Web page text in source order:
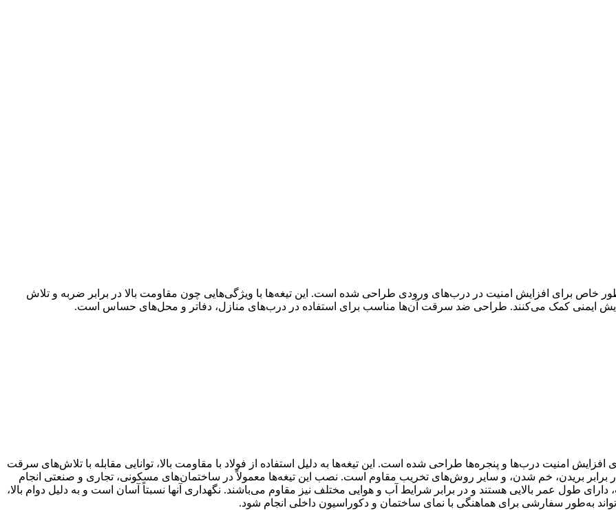
خاص برای افزایش امنیت در درب‌های ورودی طراحی شده است. این تیغه‌ها با ویژگی‌هایی چون مقاومت بالا در برابر ضربه و تلاش
ایمنی کمک می‌کنند. طراحی ضد سرقت آن‌ها مناسب برای استفاده در درب‌های منازل، دفاتر و محل‌های حساس است.
امنیت درب‌ها و پنجره‌ها طراحی شده است. این تیغه‌ها به دلیل استفاده از فولاد با مقاومت بالا، توانایی مقابله با تلاش‌های سرقت
در برابر بریدن، خم شدن، و سایر روش‌های تخریب مقاوم است. نصب این تیغه‌ها معمولاً در ساختمان‌های مسکونی، تجاری و صنعتی انجام
دارای طول عمر بالایی هستند و در برابر شرایط آب و هوایی مختلف نیز مقاوم می‌باشند. نگهداری آنها نسبتاً آسان است و به دلیل دوام بالا،
به‌طور سفارشی برای هماهنگی با نمای ساختمان و دکوراسیون داخلی انجام شود.